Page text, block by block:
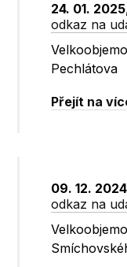
24. 01.
odkaz na
Pechlátova
Přejít na
09. 12.
odkaz na